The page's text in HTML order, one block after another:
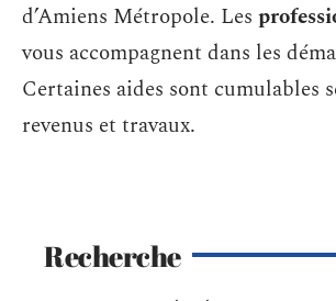
d’Amiens Métropole. Les
vous accompagnent dans les
Certaines aides sont cumulables
revenus et travaux.
Recherche